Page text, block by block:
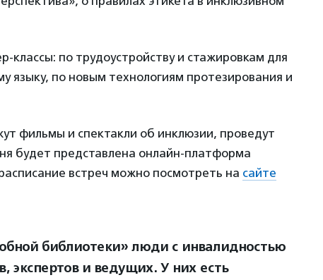
классы: по трудоустройству и стажировкам для
языку, по новым технологиям протезирования и
фильмы и спектакли об инклюзии, проведут
будет представлена онлайн-платформа
встреч можно посмотреть на сайте
библиотеки» люди с инвалидностью
экспертов и ведущих. У них есть